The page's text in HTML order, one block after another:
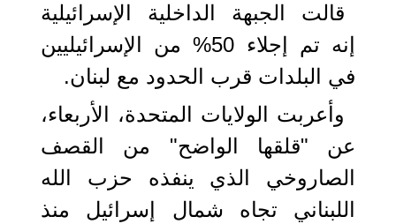
قالت الجبهة الداخلية الإسرائيلية
إنه تم إجلاء 50% من الإسرائيليين
في البلدات قرب الحدود مع لبنان.
وأعربت الولايات المتحدة، الأربعاء،
عن "قلقها الواضح" من القصف
الصاروخي الذي ينفذه حزب الله
اللبناني تجاه شمال إسرائيل منذ